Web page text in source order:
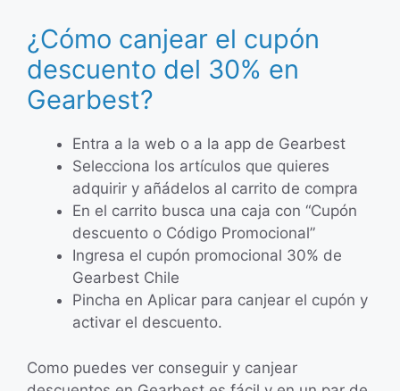
¿Cómo canjear el cupón
descuento del 30% en
Gearbest?
Entra a la web o a la app de Gearbest
Selecciona los artículos que quieres
adquirir y añádelos al carrito de compra
En el carrito busca una caja con “Cupón
descuento o Código Promocional”
Ingresa el cupón promocional 30% de
Gearbest Chile
Pincha en Aplicar para canjear el cupón y
activar el descuento.
Como puedes ver conseguir y canjear